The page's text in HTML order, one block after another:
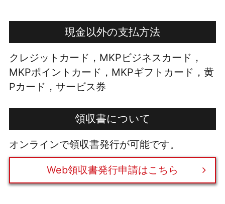
現金以外の支払方法
クレジットカード，MKPビジネスカード，
MKPポイントカード，MKPギフトカード，黄
Pカード，サービス券
領収書について
オンラインで領収書発行が可能です。
Web領収書発行申請はこちら